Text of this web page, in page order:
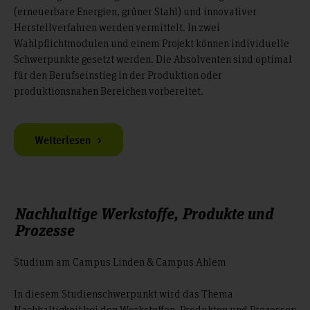
(erneuerbare Energien, grüner Stahl) und innovativer
Herstellverfahren werden vermittelt. In zwei
Wahlpflichtmodulen und einem Projekt können individuelle
Schwerpunkte gesetzt werden. Die Absolventen sind optimal
für den Berufseinstieg in der Produktion oder
produktionsnahen Bereichen vorbereitet.
Weiterlesen
Nachhaltige Werkstoffe, Produkte und
Prozesse
Studium am Campus Linden & Campus Ahlem
In diesem Studienschwerpunkt wird das Thema